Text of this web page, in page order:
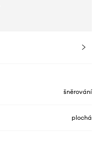
šněrování
plochá